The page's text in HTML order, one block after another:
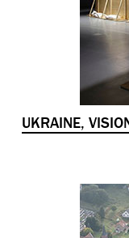
UKRAINE,